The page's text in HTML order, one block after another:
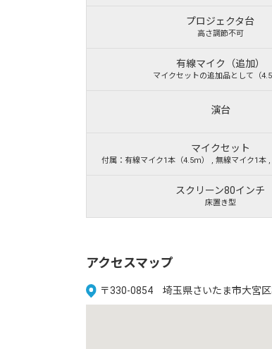
プロジェクタ台
高さ調節不可
有線マイク（追加）
マイクセットの追加品として（4.5
演台
マイクセット
付属：有線マイク1本（4.5ｍ） , 無線マイク1本
スクリーン80インチ
床置き型
アクセスマップ
〒330-0854 埼玉県さいたま市大宮区